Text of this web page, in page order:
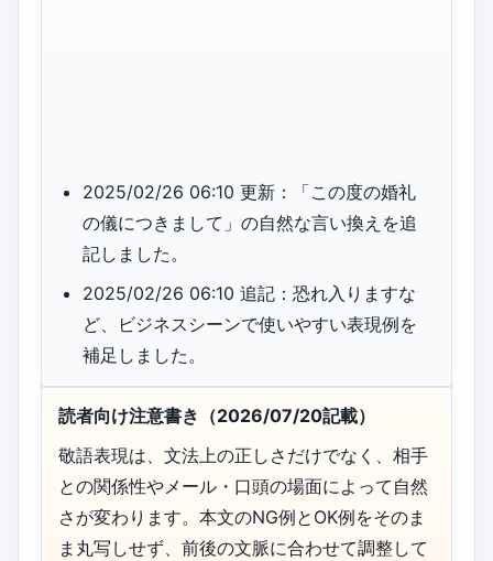
2025/02/26 06:10 更新：「この度の婚礼
の儀につきまして」の自然な言い換えを追
記しました。
2025/02/26 06:10 追記：恐れ入りますな
ど、ビジネスシーンで使いやすい表現例を
補足しました。
読者向け注意書き（2026/07/20記載）
敬語表現は、文法上の正しさだけでなく、相手
との関係性やメール・口頭の場面によって自然
さが変わります。本文のNG例とOK例をそのま
ま丸写しせず、前後の文脈に合わせて調整して